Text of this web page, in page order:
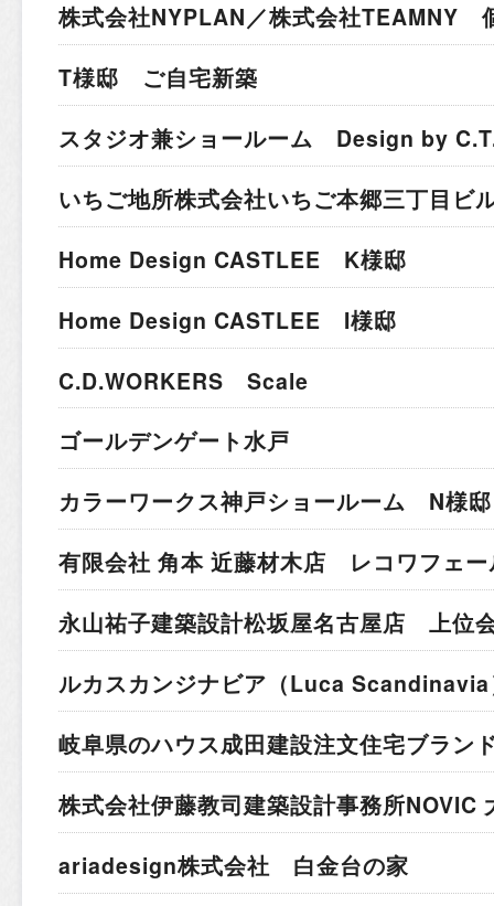
株式会社NYPLAN／株式会社TEAMNY
T様邸 ご自宅新築
スタジオ兼ショールーム Design by
いちご地所株式会社いちご本郷三丁目ビ
Home Design CASTLEE K様邸
Home Design CASTLEE I様邸
C.D.WORKERS Scale
ゴールデンゲート水戸
カラーワークス神戸ショールーム N様邸
有限会社 角本 近藤材木店 レコワフェー
永山祐子建築設計松坂屋名古屋店 上位
ルカスカンジナビア （Luca
岐阜県のハウス成田建設注文住宅ブラン
株式会社伊藤教司建築設計事務所NOVIC
ariadesign株式会社 白金台の家